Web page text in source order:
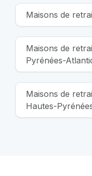
Maisons de
Maisons de
Pyrénées-
Maisons de
Hautes-